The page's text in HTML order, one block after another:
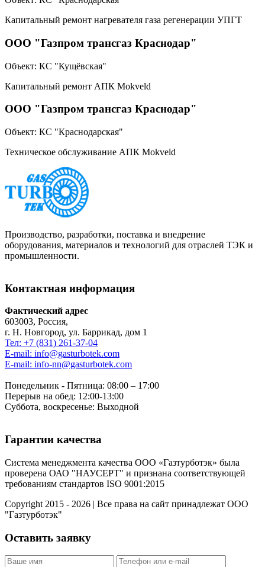
Капитальный ремонт нагревателя газа регенерации УПГТ
ООО "Газпром трансгаз Краснодар"
Объект: КС "Кущёвская"
Капитальный ремонт АПК Mokveld
ООО "Газпром трансгаз Краснодар"
Объект: КС "Краснодарская"
Техническое обслуживание АПК Mokveld
Производство, разработки, поставка и внедрение
оборудования, материалов и технологий для отраслей ТЭК и
промышленности.
Контактная информация
Фактический адрес
603003, Россия,
г. Н. Новгород, ул. Баррикад, дом 1
Тел: +7 (831) 261-37-04
E-mail: info@gasturbotek.com
E-mail: info-nn@gasturbotek.com
Понедельник - Пятница: 08:00 – 17:00
Перерыв на обед: 12:00-13:00
Суббота, воскресенье: Выходной
Гарантии качества
Система менеджмента качества ООО «Газтурботэк» была
проверена ОАО "НАУСЕРТ" и признана соответствующей
требованиям стандартов ISO 9001:2015
Copyright 2015 - 2026 | Все права на сайт принадлежат ООО
"Газтурботэк"
Оставить заявку